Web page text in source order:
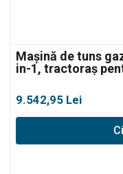
Mașină de tuns
in-1, tractoraș
9.542,95 Lei